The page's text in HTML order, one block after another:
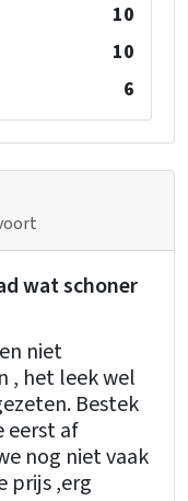
10
10
6
wat schoner
niet
, het leek wel
Bestek
eerst af
nog niet vaak
prijs ,erg